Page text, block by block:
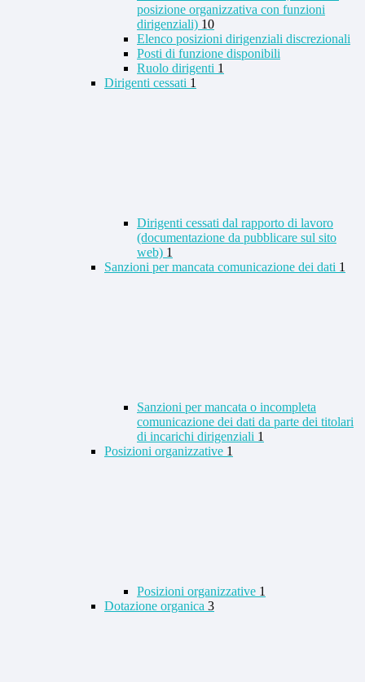
posizione organizzativa con funzioni
dirigenziali) 10
Elenco posizioni dirigenziali discrezionali
Posti di funzione disponibili
Ruolo dirigenti 1
Dirigenti cessati 1
Dirigenti cessati dal rapporto di lavoro
(documentazione da pubblicare sul sito
web) 1
Sanzioni per mancata comunicazione dei dati 1
Sanzioni per mancata o incompleta
comunicazione dei dati da parte dei titolari
di incarichi dirigenziali 1
Posizioni organizzative 1
Posizioni organizzative 1
Dotazione organica 3